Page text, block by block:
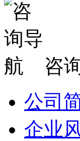
咨
公司
企业